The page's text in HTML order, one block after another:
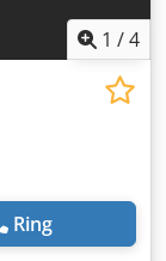
1 /4
Ring